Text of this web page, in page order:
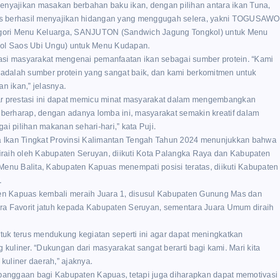
masakan berbahan baku ikan, dengan pilihan antara ikan Tuna,
berhasil menyajikan hidangan yang menggugah selera, yakni TOGUSAWO
Menu Keluarga, SANJUTON (Sandwich Jagung Tongkol) untuk Menu
Saos Ubi Ungu) untuk Menu Kudapan.
masyarakat mengenai pemanfaatan ikan sebagai sumber protein. “Kami
sumber protein yang sangat baik, dan kami berkomitmen untuk
ikan,” jelasnya.
prestasi ini dapat memicu minat masyarakat dalam mengembangkan
dengan adanya lomba ini, masyarakat semakin kreatif dalam
pilihan makanan sehari-hari,” kata Puji.
Tingkat Provinsi Kalimantan Tengah Tahun 2024 menunjukkan bahwa
oleh Kabupaten Seruyan, diikuti Kota Palangka Raya dan Kabupaten
Balita, Kabupaten Kapuas menempati posisi teratas, diikuti Kabupaten
Kapuas kembali meraih Juara 1, disusul Kabupaten Gunung Mas dan
Favorit jatuh kepada Kabupaten Seruyan, sementara Juara Umum diraih
terus mendukung kegiatan seperti ini agar dapat meningkatkan
“Dukungan dari masyarakat sangat berarti bagi kami. Mari kita
daerah,” ajaknya.
bagi Kabupaten Kapuas, tetapi juga diharapkan dapat memotivasi